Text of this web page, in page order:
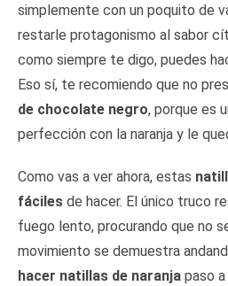
simplemente con un poquito de
restarle protagonismo al sabor
como siempre te digo, puedes
Eso sí, te recomiendo que no
de chocolate negro, porque es
perfección con la naranja y le
Como vas a ver ahora, estas
fáciles de hacer. El único truco
fuego lento, procurando que no
movimiento se demuestra
hacer natillas de naranja paso a